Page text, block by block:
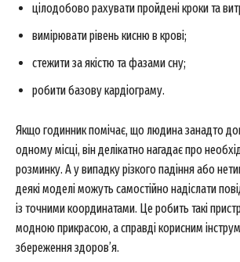
цілодобово рахувати пройдені кроки та
вимірювати рівень кисню в крові;
стежити за якістю та фазами сну;
робити базову кардіограму.
Якщо годинник помічає, що людина занадто
одному місці, він делікатно нагадає про
розминку. А у випадку різкого падіння або
деякі моделі можуть самостійно надіслати
із точними координатами. Це робить такі
модною прикрасою, а справді корисним
збереження здоров’я.